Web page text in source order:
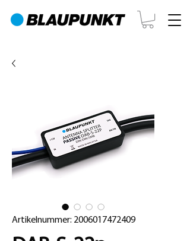
Artikelnummer: 2006017472409